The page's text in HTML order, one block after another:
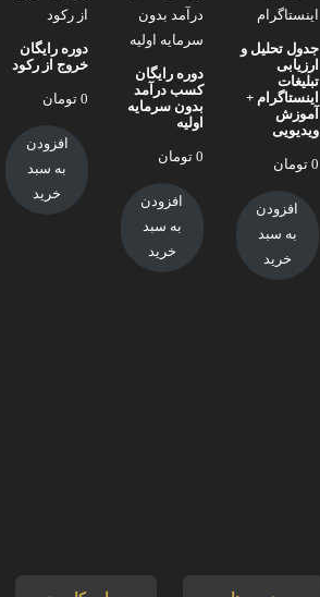
جدول تحلیل و
ارزیابی
تبلیغات
اینستاگرام +
آموزش
ویدیویی
0 تومان
افزودن
به سبد
خرید
دوره رایگان
کسب درآمد
بدون سرمایه
اولیه
0 تومان
افزودن
به سبد
خرید
دوره رایگان
خروج از رکود
0 تومان
افزودن
به سبد
خرید